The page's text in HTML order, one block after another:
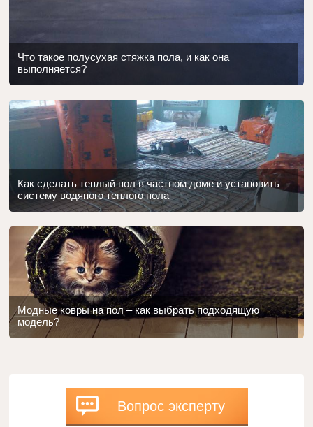
Что такое полусухая стяжка пола, и как она
выполняется?
Как сделать теплый пол в частном доме и установить
систему водяного теплого пола
Модные ковры на пол – как выбрать подходящую
модель?
Вопрос эксперту